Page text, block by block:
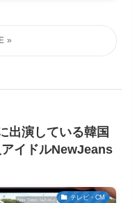
出演している韓国
イドルNewJeans
テレビ・CM